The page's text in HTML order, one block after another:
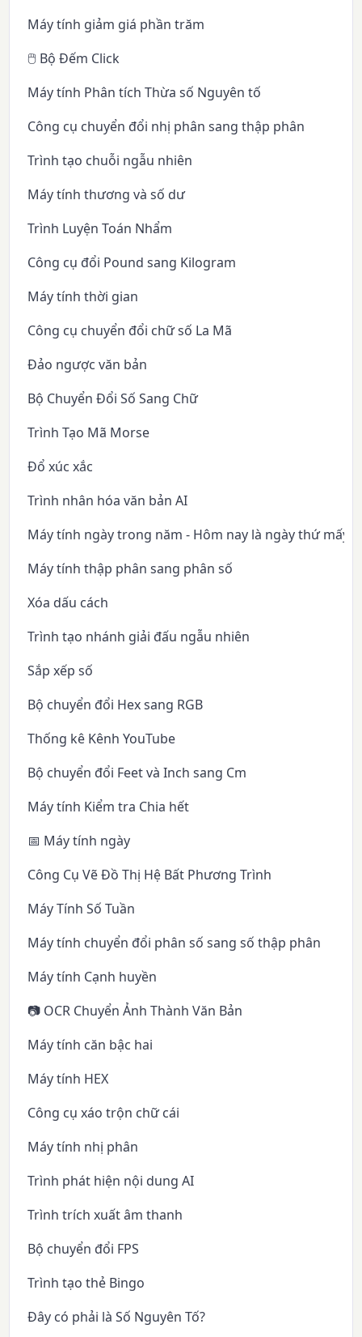
Máy tính giảm giá phần trăm
🖱️ Bộ Đếm Click
Máy tính Phân tích Thừa số Nguyên tố
Công cụ chuyển đổi nhị phân sang thập phân
Trình tạo chuỗi ngẫu nhiên
Máy tính thương và số dư
Trình Luyện Toán Nhẩm
Công cụ đổi Pound sang Kilogram
Máy tính thời gian
Công cụ chuyển đổi chữ số La Mã
Đảo ngược văn bản
Bộ Chuyển Đổi Số Sang Chữ
Trình Tạo Mã Morse
Đổ xúc xắc
Trình nhân hóa văn bản AI
Máy tính ngày trong năm - Hôm nay là ngày thứ mấy
Máy tính thập phân sang phân số
Xóa dấu cách
Trình tạo nhánh giải đấu ngẫu nhiên
Sắp xếp số
Bộ chuyển đổi Hex sang RGB
Thống kê Kênh YouTube
Bộ chuyển đổi Feet và Inch sang Cm
Máy tính Kiểm tra Chia hết
📅 Máy tính ngày
Công Cụ Vẽ Đồ Thị Hệ Bất Phương Trình
Máy Tính Số Tuần
Máy tính chuyển đổi phân số sang số thập phân
Máy tính Cạnh huyền
📷 OCR Chuyển Ảnh Thành Văn Bản
Máy tính căn bậc hai
Máy tính HEX
Công cụ xáo trộn chữ cái
Máy tính nhị phân
Trình phát hiện nội dung AI
Trình trích xuất âm thanh
Bộ chuyển đổi FPS
Trình tạo thẻ Bingo
Đây có phải là Số Nguyên Tố?